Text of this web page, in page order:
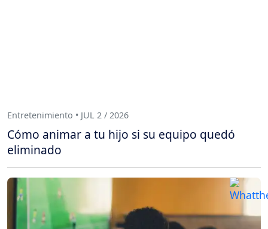
Entretenimiento • JUL 2 / 2026
Cómo animar a tu hijo si su equipo quedó
eliminado